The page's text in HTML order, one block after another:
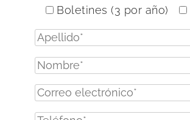
Boletines (3 por año)